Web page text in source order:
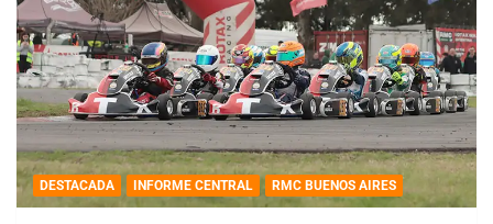
DESTACADA INFORME CENTRAL RMC BUENOS AIRES